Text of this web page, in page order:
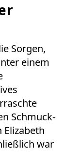
Sorgen,
einem
Schmuck-
Elizabeth
war